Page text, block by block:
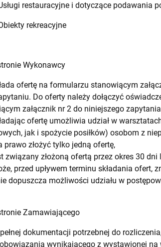
restauracyjne i dotyczące podawania
rekreacyjne
Wykonawcy
ofertę na formularzu stanowiącym
Do oferty należy dołączyć
załącznik nr 2 do niniejszego zapytania
ofertę umożliwia udział w
jak i spożycie posiłków) osobom z
prawo złożyć tylko jedną ofertę,
związany złożoną ofertą przez okres 30
przed upływem terminu składania ofert,
dopuszcza możliwości udziału w
Zamawiającego
dokumentacji potrzebnej do
wynikającego z wystawionej